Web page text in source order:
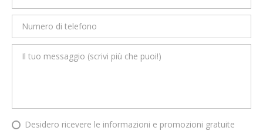
Desidero ricevere le informazioni e promozioni gratuite